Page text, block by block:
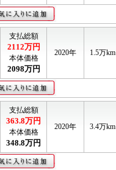
支払総額
2112万円
本体価格
2098万円
2020年 1.5万km
支払総額
363.8万円
本体価格
348.8万円
2020年 3.4万km